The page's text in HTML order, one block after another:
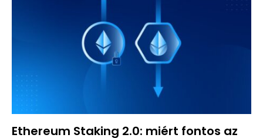
Ethereum Staking 2.0: miért fontos az